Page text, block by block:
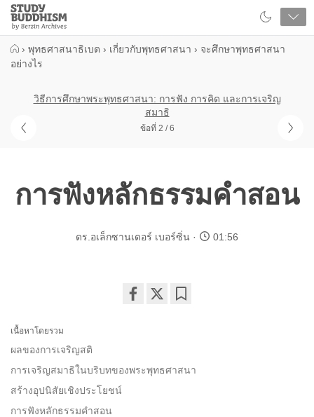
Close
Study
Buddhism
› พุทธศาสนาธิเบต › เกี่ยวกับพุทธศาสนา › จะศึกษาพุทธศาสนา
อย่างไร
วิธีการศึกษาพระพุทธศาสนา: การฟัง การคิด และการเจริญ
สมาธิ
ข้อที่ 2 / 6
การฟังหลักธรรมคำสอน
ดร.อเล็กซานเดอร์ เบอร์ซิ่น 01:56
เนื้อหาโดยรวม
ผลของการเจริญสติ
การเจริญสมาธิในบริบทของพระพุทธศาสนา
สร้างอุปนิสัยเชิงประโยชน์
การฟังหลักธรรมคำสอน